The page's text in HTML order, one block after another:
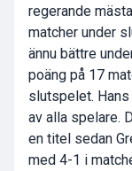
regerande
matcher under
ännu bättre
poäng på 17
slutspelet.
av alla spelare.
en titel sedan
med 4-1 i